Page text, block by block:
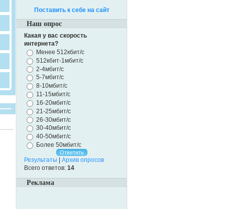
Поставить к себе на сайт
Наш опрос
Какая у вас скорость
интернета?
Менее 512кбит/с
512кбит-1мбит/с
2-4мбит/с
5-7мбит/с
8-10мбит/с
11-15мбит/с
16-20мбит/с
21-25мбит/с
26-30мбит/с
30-40мбит/с
40-50мбит/с
Более 50мбит/с
Результаты
Архив опросов
Всего ответов: 14
Реклама